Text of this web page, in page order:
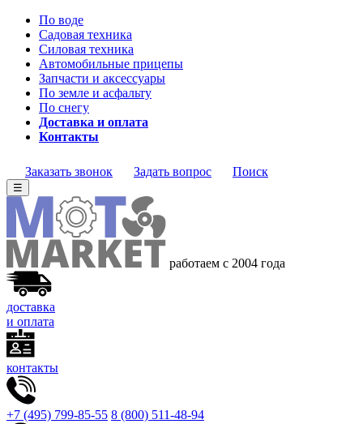
По воде
Садовая техника
Силовая техника
Автомобильные прицепы
Запчасти и аксессуары
По земле и асфальту
По снегу
Доставка и оплата
Контакты
Заказать звонок Задать вопрос Поиск
☰
работаем с 2004 года
доставка
и оплата
контакты
+7 (495) 799-85-55 8 (800) 511-48-94